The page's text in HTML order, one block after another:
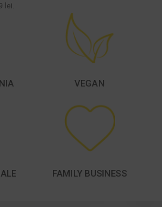
lei.
VEGAN
FAMILY BUSINESS